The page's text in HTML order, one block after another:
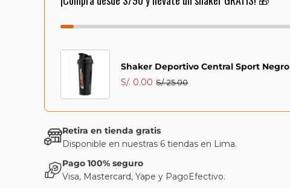
Shaker Deportivo Central Sport Negro
S/. 0.00 S/. 25.00
Retira en tienda gratis
Disponible en nuestras 6 tiendas en Lima.
Pago 100% seguro
Visa, Mastercard, Yape y PagoEfectivo.